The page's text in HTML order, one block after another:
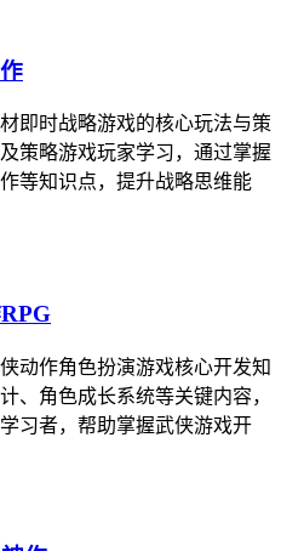
即时战略游戏的核心玩法与策
策略游戏玩家学习，通过掌握
等知识点，提升战略思维能
动作角色扮演游戏核心开发知
、角色成长系统等关键内容，
习者，帮助掌握武侠游戏开